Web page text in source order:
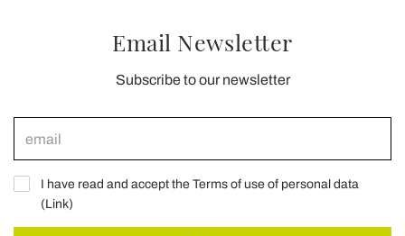
Email Newsletter
Subscribe to our newsletter
I have read and accept the Terms of use of personal data
(Link)